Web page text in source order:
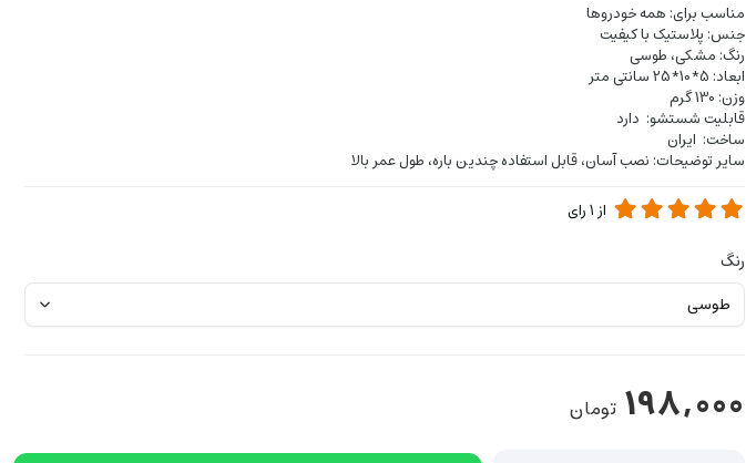
مناسب برای: همه خودروها
جنس: پلاستیک با کیفیت
رنگ: مشکی، طوسی
ابعاد: 5*10*25 سانتی متر
وزن: 130 گرم
قابلیت شستشو: دارد
ساخت: ایران
سایر توضیحات: نصب آسان، قابل استفاده چندین باره، طول عمر بالا
از1رای
رنگ
198,000 تومان